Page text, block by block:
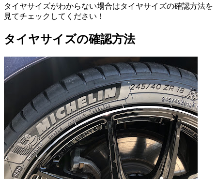
タイヤサイズがわからない場合はタイヤサイズの確認方法を
見てチェックしてください！
タイヤサイズの確認方法